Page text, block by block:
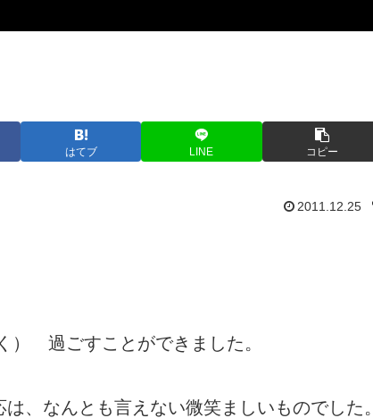
はてブ LINE コピー
2011.12.25
） 過ごすことができました。
、なんとも言えない微笑ましいものでした。